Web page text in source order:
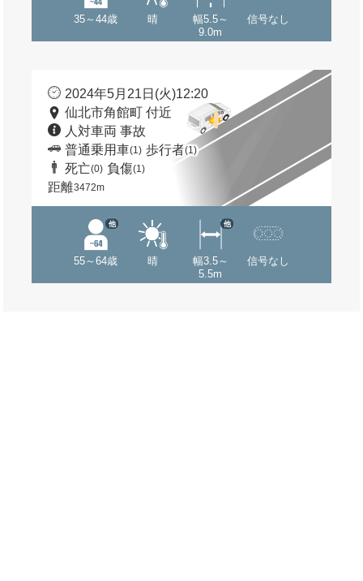
35～44歳 晴
幅5.5～
9.0m
信号なし
2024年5月21日(火)12:20
仙北市角館町 付近
人対車両 事故
普通乗用車(1) 歩行者(1)
死亡(0) 負傷(1)
距離3472m
55～64歳
他
晴
幅3.5～
5.5m
他
信号なし